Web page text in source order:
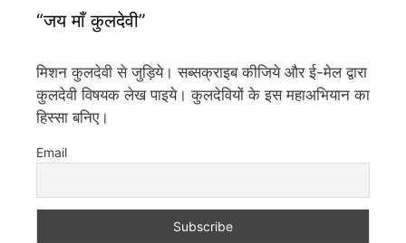
“जय माँ कुलदेवी”
मिशन कुलदेवी से जुड़िये। सब्सक्राइब कीजिये और ई-मेल द्वारा
कुलदेवी विषयक लेख पाइये। कुलदेवियों के इस महाअभियान का
हिस्सा बनिए।
Email